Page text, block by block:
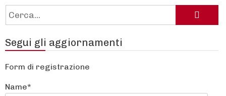
Cerca:
Segui gli aggiornamenti
Form di registrazione
Name*